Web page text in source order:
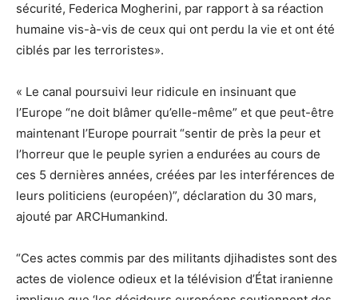
sécurité, Federica Mogherini, par rapport à sa réaction
humaine vis-à-vis de ceux qui ont perdu la vie et ont été
ciblés par les terroristes».
« Le canal poursuivi leur ridicule en insinuant que
l’Europe “ne doit blâmer qu’elle-même” et que peut-être
maintenant l’Europe pourrait “sentir de près la peur et
l’horreur que le peuple syrien a endurées au cours de
ces 5 dernières années, créées par les interférences de
leurs politiciens (européen)”, déclaration du 30 mars,
ajouté par ARCHumankind.
“Ces actes commis par des militants djihadistes sont des
actes de violence odieux et la télévision d’État iranienne